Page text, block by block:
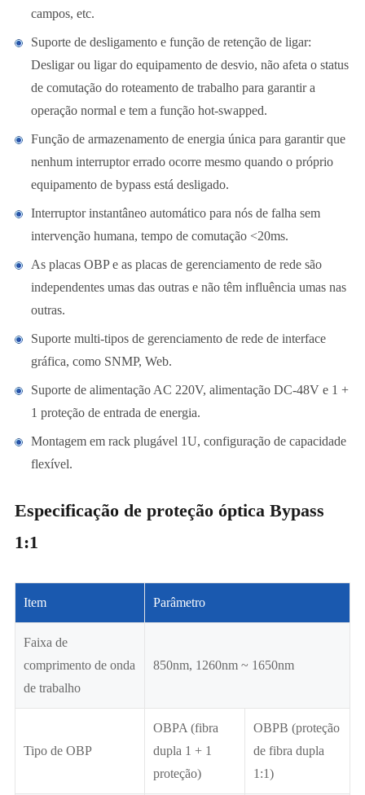
campos, etc.
Suporte de desligamento e função de retenção de ligar:
Desligar ou ligar do equipamento de desvio, não afeta o status
de comutação do roteamento de trabalho para garantir a
operação normal e tem a função hot-swapped.
Função de armazenamento de energia única para garantir que
nenhum interruptor errado ocorre mesmo quando o próprio
equipamento de bypass está desligado.
Interruptor instantâneo automático para nós de falha sem
intervenção humana, tempo de comutação <20ms.
As placas OBP e as placas de gerenciamento de rede são
independentes umas das outras e não têm influência umas nas
outras.
Suporte multi-tipos de gerenciamento de rede de interface
gráfica, como SNMP, Web.
Suporte de alimentação AC 220V, alimentação DC-48V e 1 +
1 proteção de entrada de energia.
Montagem em rack plugável 1U, configuração de capacidade
flexível.
Especificação de proteção óptica Bypass
1:1
Item Parâmetro
Faixa de
comprimento de onda
de trabalho
850nm, 1260nm ~ 1650nm
Tipo de OBP
OBPA (fibra
dupla 1 + 1
proteção)
OBPB (proteção
de fibra dupla
1:1)